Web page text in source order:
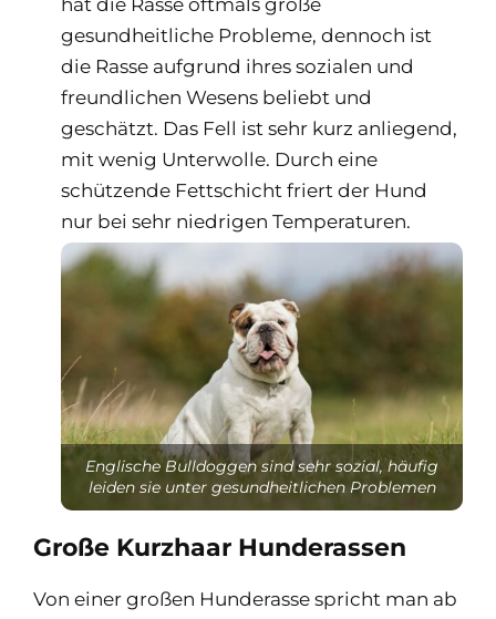
gesundheitliche Probleme, dennoch ist
die Rasse aufgrund ihres sozialen und
freundlichen Wesens beliebt und
geschätzt. Das Fell ist sehr kurz anliegend,
mit wenig Unterwolle. Durch eine
schützende Fettschicht friert der Hund
nur bei sehr niedrigen Temperaturen.
Englische Bulldoggen sind sehr sozial, häufig
leiden sie unter gesundheitlichen Problemen
Große Kurzhaar Hunderassen
Von einer großen Hunderasse spricht man ab